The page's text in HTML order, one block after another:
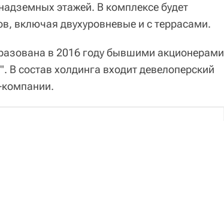
этажей. В комплексе будет
включая двухуровневые и с террасами.
в 2016 году бывшими акционерами
В состав холдинга входит девелоперский
компании.